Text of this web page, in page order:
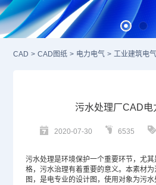
CAD > CAD图纸 > 电力电气 > 工业建筑电气
污水处理厂CAD电
2020-07-30 6535
污水处理是环境保护一个重要环节，尤
格，污水治理有着重要的意义。本素材为
图，是电专业的设计图，使用对象为污